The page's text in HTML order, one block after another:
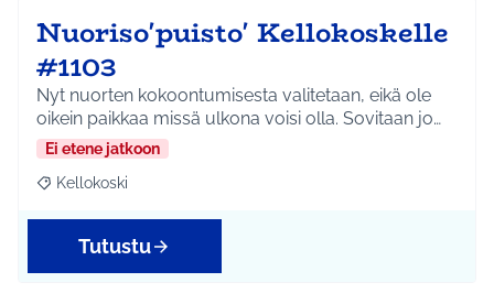
Nuoriso'puisto' Kellokoskelle
#1103
Nyt nuorten kokoontumisesta valitetaan, eikä ole
oikein paikkaa missä ulkona voisi olla. Sovitaan jo…
Ei etene jatkoon
Rajaa tulokset aihepiirin mukaan: Kellokoski
Kellokoski
Tutustu